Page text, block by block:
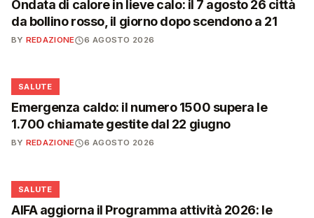
Ondata di calore in lieve calo: il 7 agosto 26 città
da bollino rosso, il giorno dopo scendono a 21
BY REDAZIONE 6 AGOSTO 2026
❤️
SALUTE
Emergenza caldo: il numero 1500 supera le
1.700 chiamate gestite dal 22 giugno
BY REDAZIONE 6 AGOSTO 2026
❤️
SALUTE
AIFA aggiorna il Programma attività 2026: le